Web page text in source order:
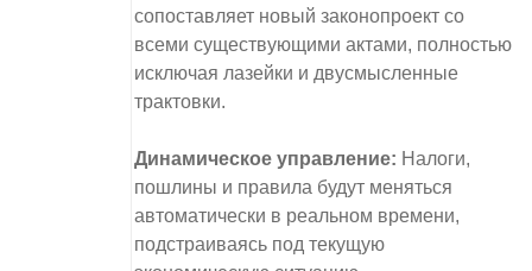
сопоставляет новый законопроект со
всеми существующими актами, полностью
исключая лазейки и двусмысленные
трактовки.
Динамическое управление: Налоги,
пошлины и правила будут меняться
автоматически в реальном времени,
подстраиваясь под текущую